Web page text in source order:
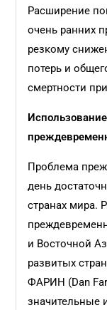
Расширение
очень ранних
резкому
потерь и
смертности
Проблема
день
странах мира.
и Восточной
развитых
ФАРИН (Dan
значительные